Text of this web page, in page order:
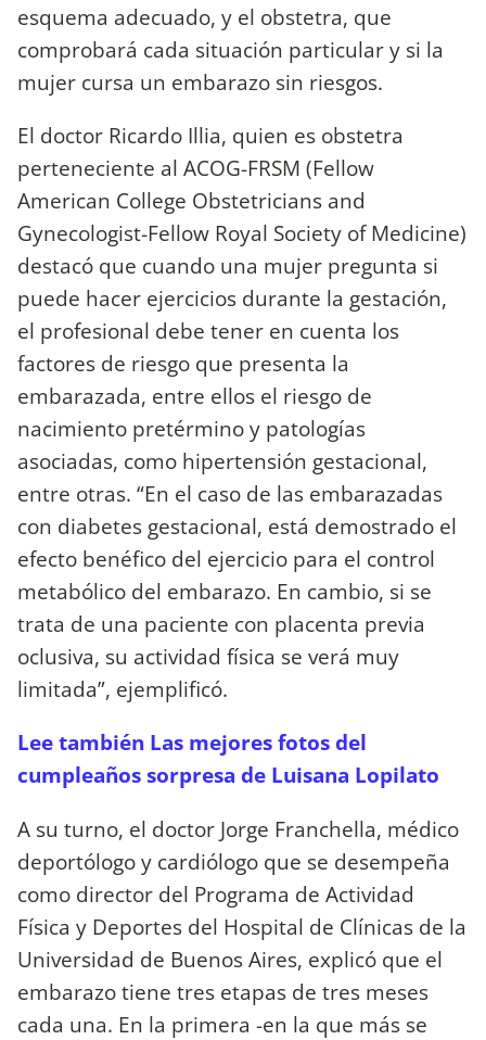
esquema adecuado, y el obstetra, que
comprobará cada situación particular y si la
mujer cursa un embarazo sin riesgos.
El doctor Ricardo Illia, quien es obstetra
perteneciente al ACOG-FRSM (Fellow
American College Obstetricians and
Gynecologist-Fellow Royal Society of Medicine)
destacó que cuando una mujer pregunta si
puede hacer ejercicios durante la gestación,
el profesional debe tener en cuenta los
factores de riesgo que presenta la
embarazada, entre ellos el riesgo de
nacimiento pretérmino y patologías
asociadas, como hipertensión gestacional,
entre otras. “En el caso de las embarazadas
con diabetes gestacional, está demostrado el
efecto benéfico del ejercicio para el control
metabólico del embarazo. En cambio, si se
trata de una paciente con placenta previa
oclusiva, su actividad física se verá muy
limitada”, ejemplificó.
Lee también Las mejores fotos del
cumpleaños sorpresa de Luisana Lopilato
A su turno, el doctor Jorge Franchella, médico
deportólogo y cardiólogo que se desempeña
como director del Programa de Actividad
Física y Deportes del Hospital de Clínicas de la
Universidad de Buenos Aires, explicó que el
embarazo tiene tres etapas de tres meses
cada una. En la primera -en la que más se